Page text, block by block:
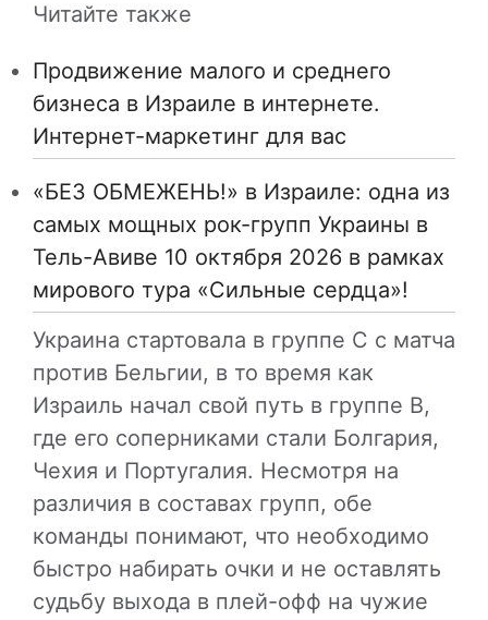
Читайте также
Продвижение малого и среднего
бизнеса в Израиле в интернете.
Интернет-маркетинг для вас
«БЕЗ ОБМЕЖЕНЬ!» в Израиле: одна из
самых мощных рок-групп Украины в
Тель-Авиве 10 октября 2026 в рамках
мирового тура «Сильные сердца»!
Украина стартовала в группе C с матча
против Бельгии, в то время как
Израиль начал свой путь в группе B,
где его соперниками стали Болгария,
Чехия и Португалия. Несмотря на
различия в составах групп, обе
команды понимают, что необходимо
быстро набирать очки и не оставлять
судьбу выхода в плей-офф на чужие